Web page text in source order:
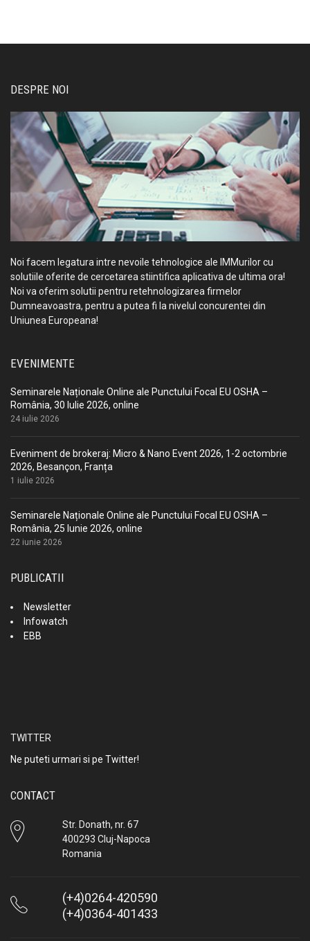
DESPRE NOI
Noi facem legatura intre nevoile tehnologice ale IMMurilor cu
solutiile oferite de cercetarea stiintifica aplicativa de ultima ora!
Noi va oferim solutii pentru retehnologizarea firmelor
Dumneavoastra, pentru a putea fi la nivelul concurentei din
Uniunea Europeana!
EVENIMENTE
Seminarele Naționale Online ale Punctului Focal EU OSHA –
România, 30 Iulie 2026, online
24 iulie 2026
Eveniment de brokeraj: Micro & Nano Event 2026, 1-2 octombrie
2026, Besançon, Franța
1 iulie 2026
Seminarele Naționale Online ale Punctului Focal EU OSHA –
România, 25 Iunie 2026, online
22 iunie 2026
PUBLICATII
Newsletter
Infowatch
EBB
TWITTER
Ne puteti urmari si pe Twitter!
CONTACT
Str. Donath, nr. 67
400293 Cluj-Napoca
Romania
(+4)0264-420590
(+4)0364-401433